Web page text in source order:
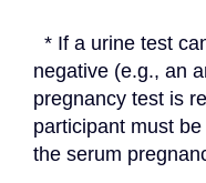
negative (e.g., an
pregnancy test is
participant must
the serum